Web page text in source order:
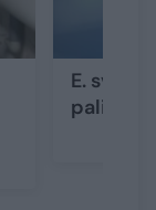
E.
palies